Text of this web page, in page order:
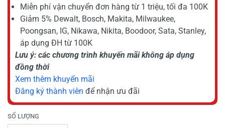
Miễn phí vận chuyển đơn hàng từ 1 triệu, tối đa 100K
Giảm 5% Dewalt, Bosch, Makita, Milwaukee,
Poongsan, IG, Nikawa, Nikita, Boodoor, Sata, Stanley,
áp dụng ĐH từ 100K
Lưu ý: các chương trình khuyến mãi không áp dụng
đồng thời
Xem thêm khuyến mãi
Đăng ký thành viên để nhận ưu đãi
SỐ LƯỢNG